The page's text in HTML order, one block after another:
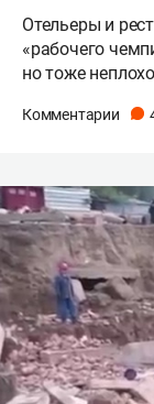
Отельеры и
«рабочего
но тоже неплохо
Комментарии